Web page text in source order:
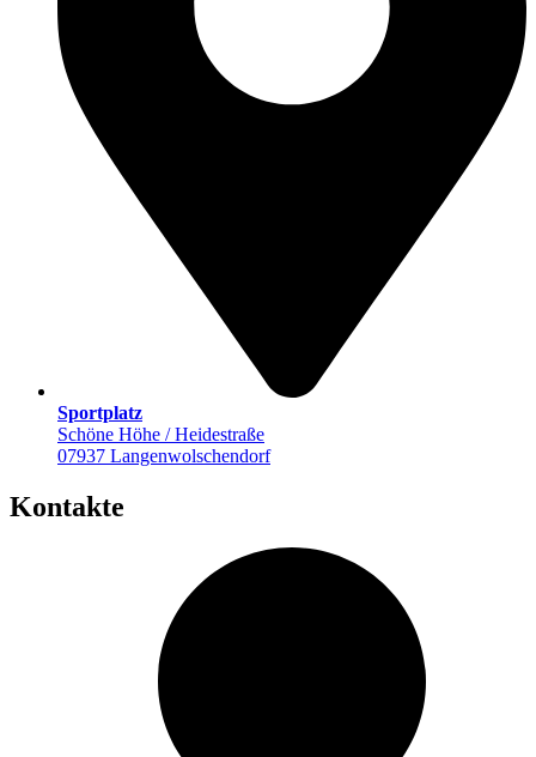
Sportplatz
Schöne Höhe / Heidestraße
07937 Langenwolschendorf
Kontakte